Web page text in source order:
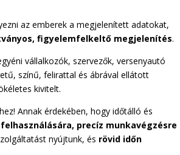
az emberek a megjelenített adatokat,
figyelemfelkeltő megjelenítés.
vállalkozók, szervezők, versenyautó
színű, felirattal és ábrával ellátott
kivitelt.
Annak érdekében, hogy időtálló és
precíz munkavégzésre
nyújtunk, és rövid időn